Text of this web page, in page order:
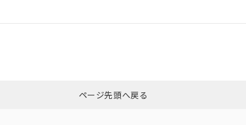
ダウンロードはこちらページ先頭へ戻る